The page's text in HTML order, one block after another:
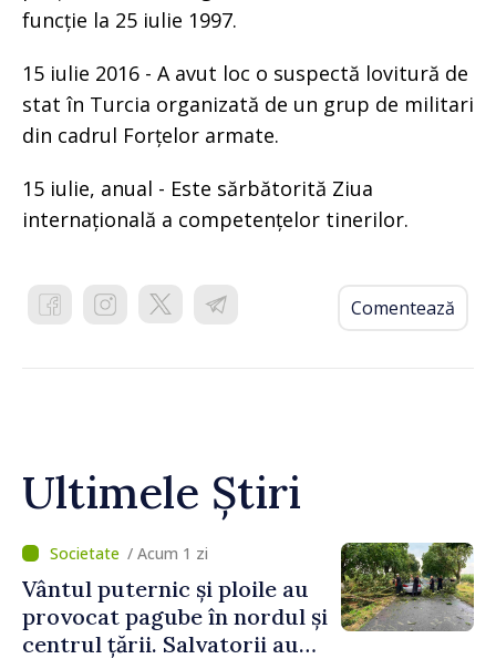
funcție la 25 iulie 1997.
15 iulie 2016 - A avut loc o suspectă lovitură de
stat în Turcia organizată de un grup de militari
din cadrul Forțelor armate.
15 iulie, anual - Este sărbătorită Ziua
internațională a competențelor tinerilor.
Comentează
Ultimele Știri
/ Acum 1 zi
Vântul puternic și ploile au
provocat pagube în nordul și
centrul țării. Salvatorii au